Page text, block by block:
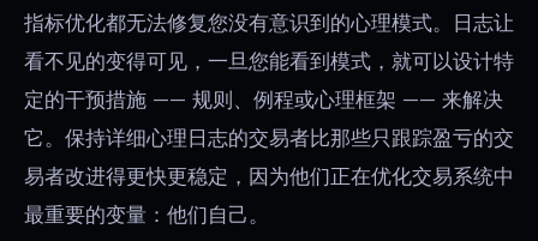
指标优化都无法修复您没有意识到的心理模式。日志让
看不见的变得可见，一旦您能看到模式，就可以设计特
定的干预措施 —— 规则、例程或心理框架 —— 来解决
它。保持详细心理日志的交易者比那些只跟踪盈亏的交
易者改进得更快更稳定，因为他们正在优化交易系统中
最重要的变量：他们自己。